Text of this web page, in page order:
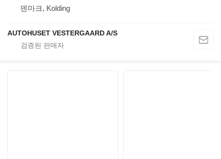
덴마크, Kolding
AUTOHUSET VESTERGAARD A/S